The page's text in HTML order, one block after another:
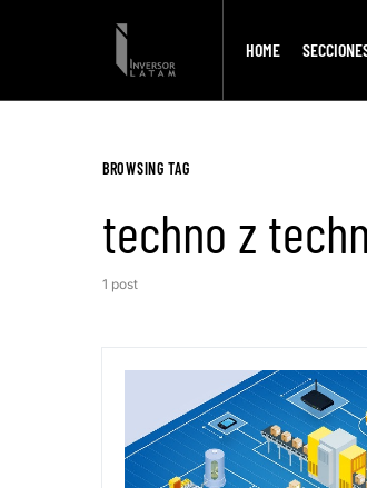
HOME
BROWSING TAG
techno z
1 post